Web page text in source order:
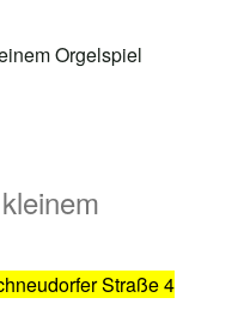
Straße 4